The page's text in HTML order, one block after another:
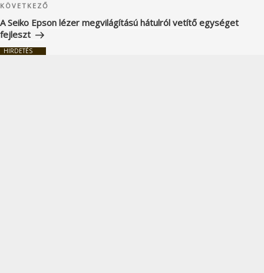
Következő
bejegyzés
KÖVETKEZŐ
A Seiko Epson lézer megvilágítású hátulról vetítő egységet
fejleszt
HIRDETÉS